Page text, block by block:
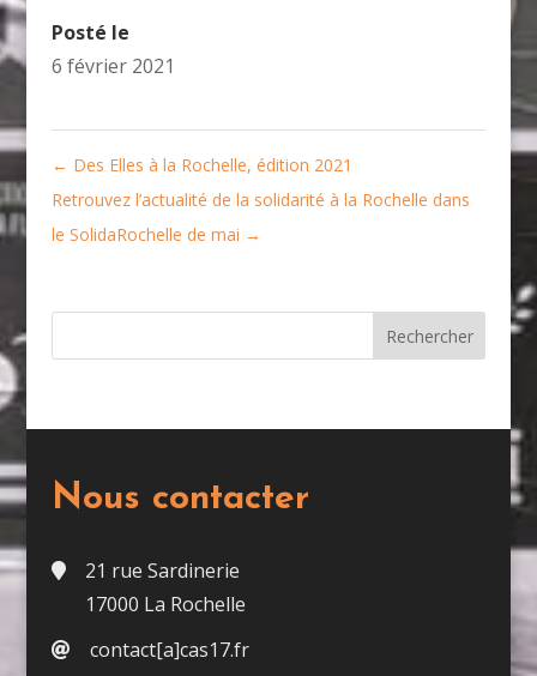
Posté le
6 février 2021
← Des Elles à la Rochelle, édition 2021
Retrouvez l’actualité de la solidarité à la Rochelle dans
le SolidaRochelle de mai →
Nous contacter
21 rue Sardinerie
17000 La Rochelle
contact[a]cas17.fr